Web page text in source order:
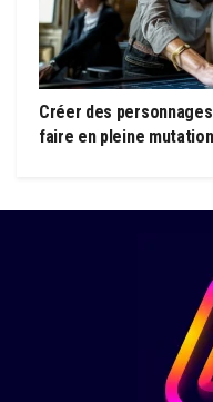
Créer des
faire en pleine mutation